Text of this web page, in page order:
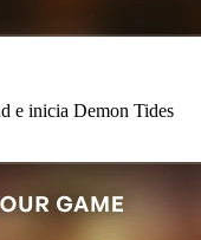
e inicia Demon Tides